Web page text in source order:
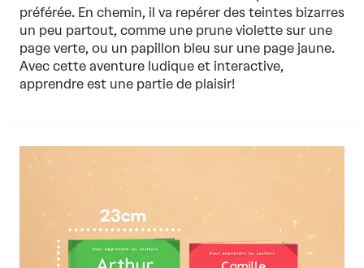
préférée. En chemin, il va repérer des teintes bizarres
un peu partout, comme une prune violette sur une
page verte, ou un papillon bleu sur une page jaune.
Avec cette aventure ludique et interactive,
apprendre est une partie de plaisir!